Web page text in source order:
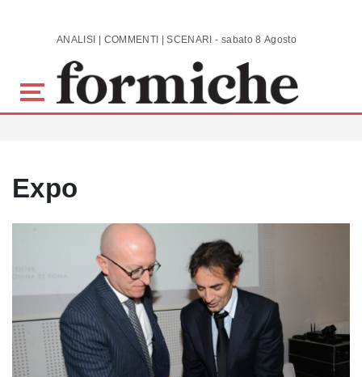
Skip to main content ANALISI | COMMENTI | SCENARI - sabato 8 Agosto 2026
Expo